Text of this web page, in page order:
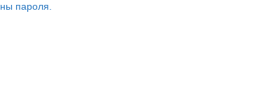
пароля.